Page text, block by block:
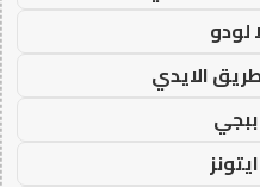
لودو
الايدي